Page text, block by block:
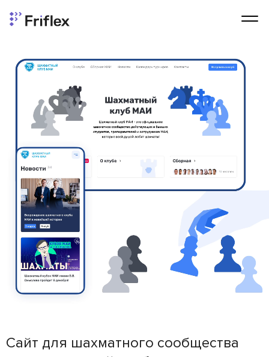
Сайт для шахматного сообщества